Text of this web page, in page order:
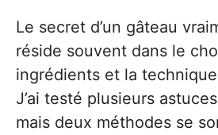
Le secret d’un gâteau
réside souvent dans le
ingrédients et la
J’ai testé plusieurs
mais deux méthodes se